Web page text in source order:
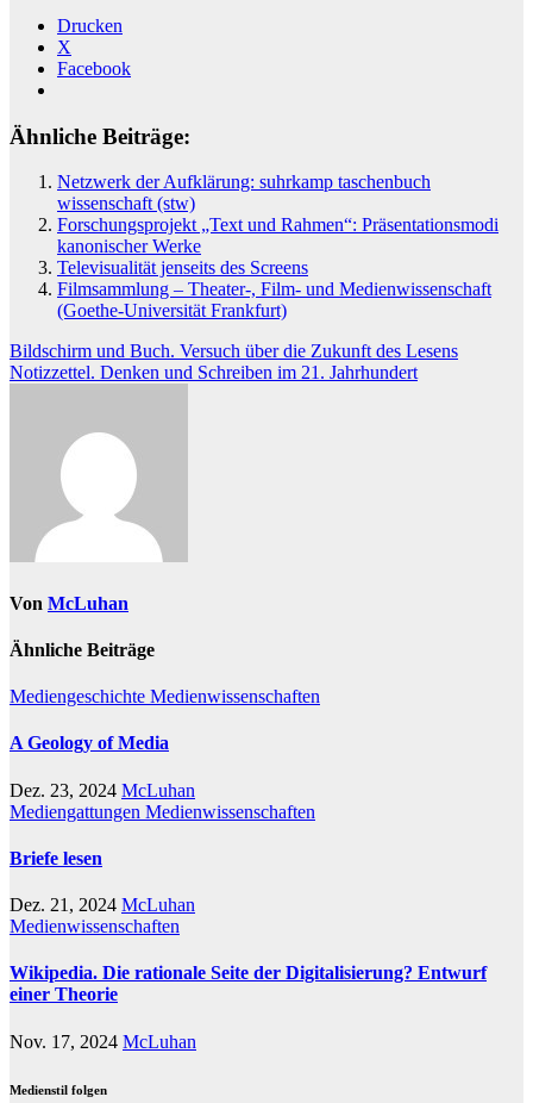
Drucken
X
Facebook
Ähnliche Beiträge:
Netzwerk der Aufklärung: suhrkamp taschenbuch
wissenschaft (stw)
Forschungsprojekt „Text und Rahmen“: Präsentationsmodi
kanonischer Werke
Televisualität jenseits des Screens
Filmsammlung – Theater-, Film- und Medienwissenschaft
(Goethe-Universität Frankfurt)
Beitragsnavigation
Bildschirm und Buch. Versuch über die Zukunft des Lesens
Notizzettel. Denken und Schreiben im 21. Jahrhundert
Von McLuhan
Ähnliche Beiträge
Mediengeschichte Medienwissenschaften
A Geology of Media
Dez. 23, 2024 McLuhan
Mediengattungen Medienwissenschaften
Briefe lesen
Dez. 21, 2024 McLuhan
Medienwissenschaften
Wikipedia. Die rationale Seite der Digitalisierung? Entwurf
einer Theorie
Nov. 17, 2024 McLuhan
Medienstil folgen